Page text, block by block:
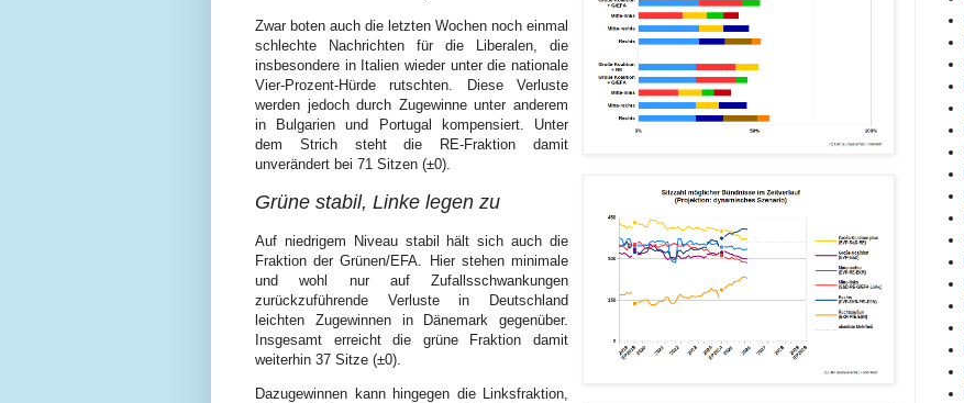
Zwar boten auch die letzten Wochen noch einmal
schlechte Nachrichten für die Liberalen, die
insbesondere in Italien wieder unter die nationale
Vier-Prozent-Hürde rutschten. Diese Verluste
werden jedoch durch Zugewinne unter anderem
in Bulgarien und Portugal kompensiert. Unter
dem Strich steht die RE-Fraktion damit
unverändert bei 71 Sitzen (±⁠0).
Grüne stabil, Linke legen zu
Auf niedrigem Niveau stabil hält sich auch die
Fraktion der Grünen/EFA. Hier stehen minimale
und wohl nur auf Zufallsschwankungen
zurückzuführende Verluste in Deutschland
leichten Zugewinnen in Dänemark gegenüber.
Insgesamt erreicht die grüne Fraktion damit
weiterhin 37 Sitze (±⁠0).
Dazugewinnen kann hingegen die Linksfraktion,